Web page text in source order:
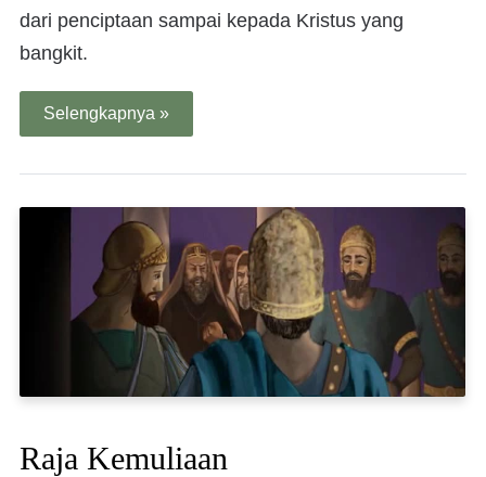
dari penciptaan sampai kepada Kristus yang
bangkit.
Selengkapnya »
Raja Kemuliaan